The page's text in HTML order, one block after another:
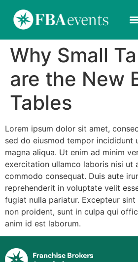
Why Small
are the New
Tables
Lorem ipsum dolor sit amet,
sed do eiusmod tempor incididunt
magna aliqua. Ut enim ad minim
exercitation ullamco laboris nisi ut
commodo consequat. Duis aute
reprehenderit in voluptate velit
fugiat nulla pariatur. Excepteur
non proident, sunt in culpa qui
anim id est laborum.